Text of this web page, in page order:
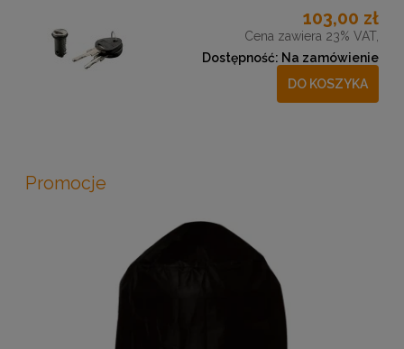
103,00 zł
Cena zawiera 23% VAT,
Dostępność: Na zamówienie
DO KOSZYKA
Promocje